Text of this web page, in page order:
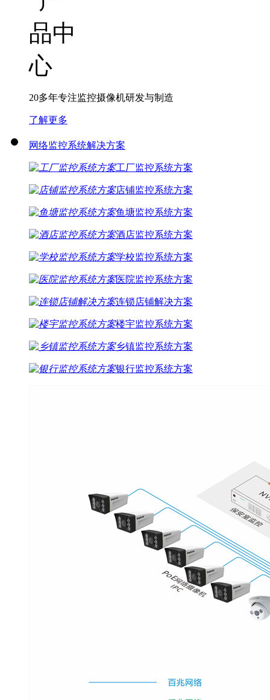
20多年专注监控摄像机研发与制造
了解更多
网络监控系统解决方案
工厂监控系统方案
店铺监控系统方案
鱼塘监控系统方案
酒店监控系统方案
学校监控系统方案
医院监控系统方案
连锁店铺解决方案
楼宇监控系统方案
乡镇监控系统方案
银行监控系统方案